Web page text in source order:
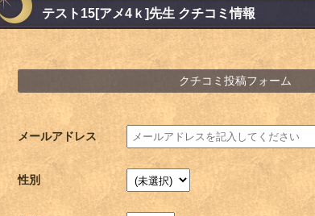
テスト15[アメ4ｋ]先生 クチコミ情報
クチコミ投稿フォーム
メールアドレス
性別